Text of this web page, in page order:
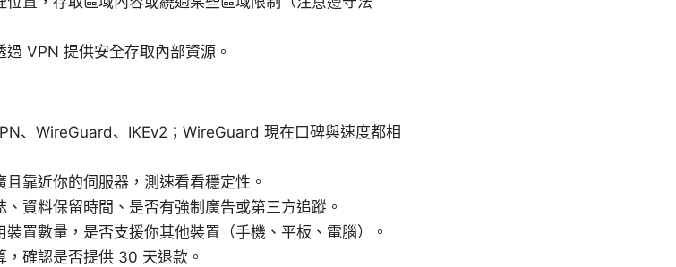
VPN 提供安全存取內部資源。
、WireGuard、IKEv2；WireGuard 現在口碑與速度都相
靠近你的伺服器，測速看看穩定性。
資料保留時間、是否有強制廣告或第三方追蹤。
置數量，是否支援你其他裝置（手機、平板、電腦）。
確認是否提供 30 天退款。